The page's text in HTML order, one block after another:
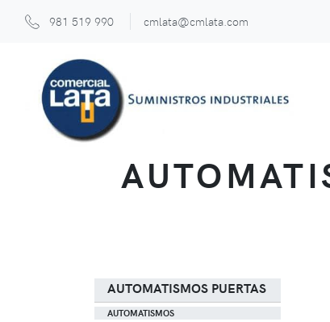
981 519 990 cmlata@cmlata.com
AUTOMATISMOS PUERTAS
AUTOMATISMOS